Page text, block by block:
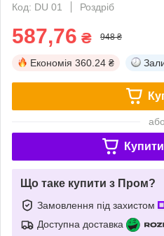
Код: DU 01
Роздріб
587,76 ₴ 948 ₴
Економія 360.24 ₴
або
Що таке купити з Пром?
Замовлення під захистом
Доступна доставка